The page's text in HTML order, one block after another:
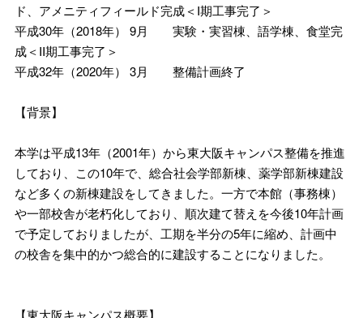
ド、アメニティフィールド完成＜I期工事完了＞
平成30年（2018年） 9月 実験・実習棟、語学棟、食堂完
成＜II期工事完了＞
平成32年（2020年） 3月 整備計画終了
【背景】
本学は平成13年（2001年）から東大阪キャンパス整備を推進
しており、この10年で、総合社会学部新棟、薬学部新棟建設
など多くの新棟建設をしてきました。一方で本館（事務棟）
や一部校舎が老朽化しており、順次建て替えを今後10年計画
で予定しておりましたが、工期を半分の5年に縮め、計画中
の校舎を集中的かつ総合的に建設することになりました。
【東大阪キャンパス概要】